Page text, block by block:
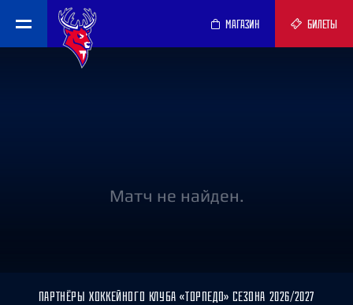
МАГАЗИН БИЛЕТЫ
Матч не найден.
ПАРТНЁРЫ ХОККЕЙНОГО КЛУБА «ТОРПЕДО» СЕЗОНА 2026/2027